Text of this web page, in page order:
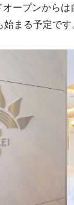
オープンから
まる予定です